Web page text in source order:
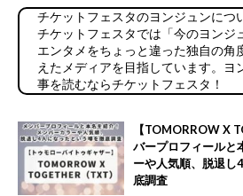
チケットフェスタのヨンジュンにつ
チケットフェスタでは「今のヨンジ
エンタメをちょっと違った独自の角
えたメディアを目指しています。ヨ
事を読むならチケットフェスタ！
【TOMORROW X
バープロフィールと
ーや人気順、脱退し
底調査